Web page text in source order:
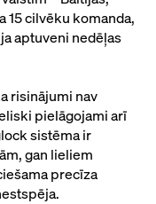
15 cilvēku komanda,
aptuveni nedēļas
risinājumi nav
pielāgojami arī
sistēma ir
gan lieliem
precīza